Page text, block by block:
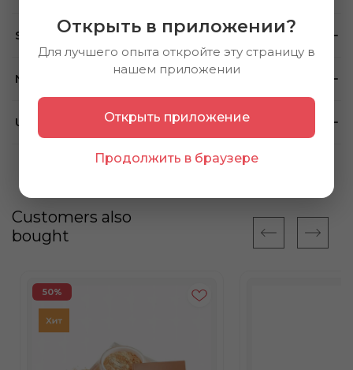
Открыть в приложении?
Для лучшего опыта откройте эту страницу в
нашем приложении
Открыть приложение
Продолжить в браузере
Store availability
Note
Using method
Customers also
bought
50%